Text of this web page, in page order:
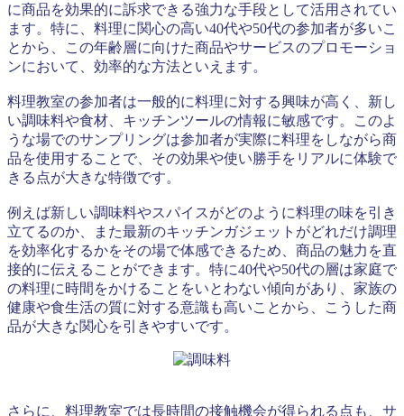
に商品を効果的に訴求できる強力な手段として活用されてい
ます。特に、料理に関心の高い40代や50代の参加者が多いこ
とから、この年齢層に向けた商品やサービスのプロモーショ
ンにおいて、効率的な方法といえます。
料理教室の参加者は一般的に料理に対する興味が高く、新し
い調味料や食材、キッチンツールの情報に敏感です。このよ
うな場でのサンプリングは参加者が実際に料理をしながら商
品を使用することで、その効果や使い勝手をリアルに体験で
きる点が大きな特徴です。
例えば新しい調味料やスパイスがどのように料理の味を引き
立てるのか、また最新のキッチンガジェットがどれだけ調理
を効率化するかをその場で体感できるため、商品の魅力を直
接的に伝えることができます。特に40代や50代の層は家庭で
の料理に時間をかけることをいとわない傾向があり、家族の
健康や食生活の質に対する意識も高いことから、こうした商
品が大きな関心を引きやすいです。
さらに、料理教室では長時間の接触機会が得られる点も、サ